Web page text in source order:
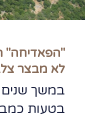
"הפאדיחה"
לא מבצר
במשך שנים
בטעות